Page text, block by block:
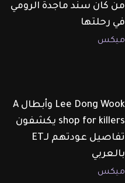
من كان سند ماجدة الرومي
في رحلتها
ميكس
Lee Dong Wook وأبطال A
shop for killers يكشفون
تفاصيل عودتهم لـET
بالعربي
ميكس